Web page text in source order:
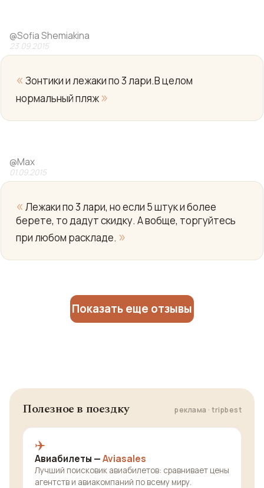
Yo
@Sofia Shemiakina
23.09.2015
« Зонтики и лежаки по 3 лари.В целом
нормальный пляж »
@Max
01.09.2015
« Лежаки по 3 лари, но если 5 штук и более
берете, то дадут скидку. А вобще, торгуйтесь
при любом раскладе. »
Показать еще отзывы
Полезное в поездку реклама · tripbest
✈️
Авиабилеты —Aviasales
Лучший поисковик авиабилетов: сравнивает цены
агентств и авиакомпаний по всему миру.